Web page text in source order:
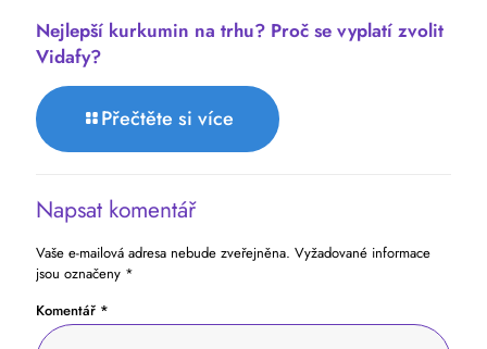
Nejlepší kurkumin na trhu? Proč se vyplatí zvolit
Vidafy?
Přečtěte si více
Napsat komentář
Vaše e-mailová adresa nebude zveřejněna. Vyžadované informace
jsou označeny *
Komentář *